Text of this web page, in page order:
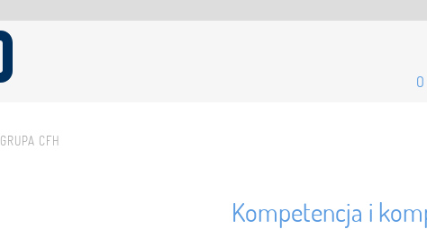
GRUPA CFH
Kompetencja i